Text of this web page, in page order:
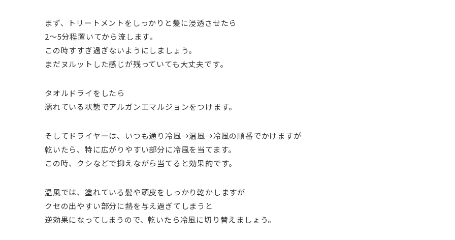
まず、トリートメントをしっかりと髪に浸透させたら
2〜5分程置いてから流します。
この時すすぎ過ぎないようにしましょう。
まだヌルットした感じが残っていても大丈夫です。
タオルドライをしたら
濡れている状態でアルガンエマルジョンをつけます。
そしてドライヤーは、いつも通り冷風→温風→冷風の順番でかけますが
乾いたら、特に広がりやすい部分に冷風を当てます。
この時、クシなどで抑えながら当てると効果的です。
温風では、塗れている髪や頭皮をしっかり乾かしますが
クセの出やすい部分に熱を与え過ぎてしまうと
逆効果になってしまうので、乾いたら冷風に切り替えましょう。